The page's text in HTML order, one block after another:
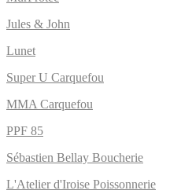
Jules & John
Lunet
Super U Carquefou
MMA Carquefou
PPF 85
Sébastien Bellay Boucherie
L'Atelier d'Iroise Poissonnerie